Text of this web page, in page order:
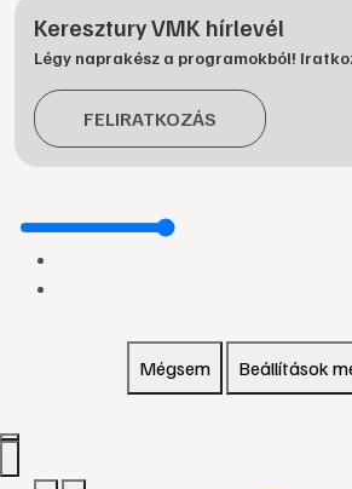
Keresztury VMK hírlevél
Légy naprakész a programokból!
FELIRATKOZÁS
Mégsem Beállítások